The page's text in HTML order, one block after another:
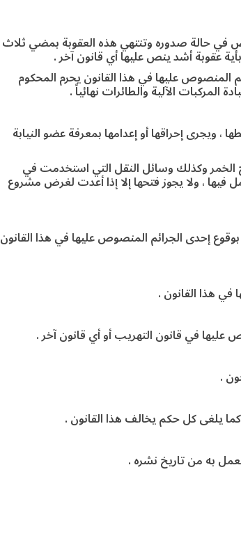
في حالة صدوره وتنتهي هذه العقوبة بمضي ثلاث
عقوبة أشد ينص عليها أي قانون آخر .
المنصوص عليها في هذا القانون يحرم المحكوم
الآلية والطائرات نهائياً .
ويجرى إحراقها أو إعدامها بمعرفة عضو النيابة
الخمر وكذلك وسائل النقل التي استخدمت في
فيها ، ولا يجوز فتحها إلا إذا أعدت لغرض مشروع
إحدى الجرائم المنصوص عليها في هذا القانون
هذا القانون .
في قانون التهريب أو أي قانون آخر .
.
به من تاريخ نشره .